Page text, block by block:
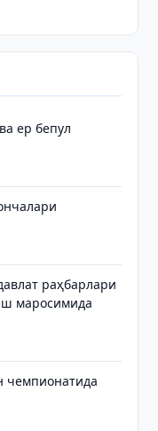
ер бепул
раҳбарлари
маросимида
чемпионатида